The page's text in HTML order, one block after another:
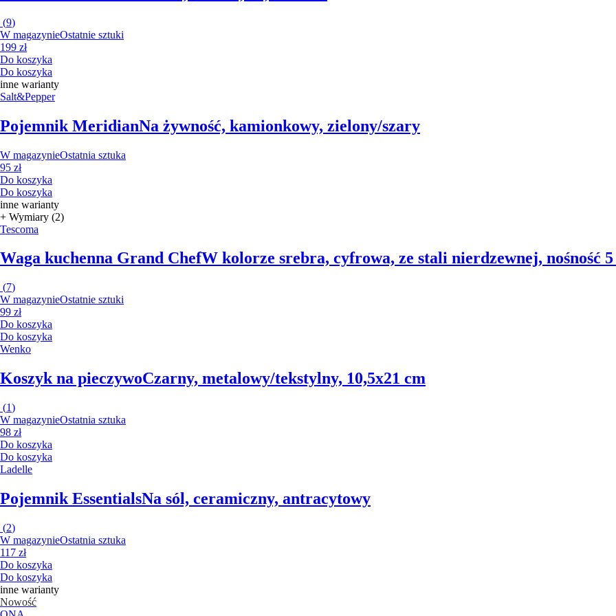
(9)
W magazynieOstatnie sztuki
199 zł
Do koszyka
Do koszyka
inne warianty
Salt&Pepper
Pojemnik MeridianNa żywność, kamionkowy, zielony/szary
W magazynieOstatnia sztuka
95 zł
Do koszyka
Do koszyka
inne warianty
+ Wymiary (2)
Tescoma
Waga kuchenna Grand ChefW kolorze srebra, cyfrowa, ze stali nierdzewnej, nośność
(7)
W magazynieOstatnie sztuki
99 zł
Do koszyka
Do koszyka
Wenko
Koszyk na pieczywoCzarny, metalowy/tekstylny, 10,5x21 cm
(1)
W magazynieOstatnia sztuka
98 zł
Do koszyka
Do koszyka
Ladelle
Pojemnik EssentialsNa sól, ceramiczny, antracytowy
(2)
W magazynieOstatnia sztuka
117 zł
Do koszyka
Do koszyka
inne warianty
Nowość